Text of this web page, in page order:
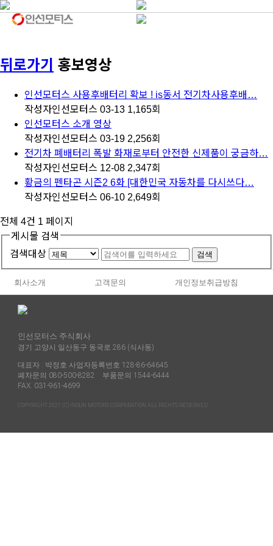
뒤로가기 홍보영상
인선모터스 사용후배터리 확보 ! is동서 전기차사용후배…
작성자인선모터스 03-13 1,165회
인선모터스 소개 영상
작성자인선모터스 03-19 2,256회
전기차 폐배터리 폭발 화재로부터 안전한 신제품이 궁금하…
작성자인선모터스 12-08 2,347회
황금의 펜타곤 시즌2 6화 [대한민국 자동차를 다시쓰다…
작성자인선모터스 06-10 2,649회
전체 4건 1 페이지
게시물 검색
검색대상
검색
회사소개 고객문의 개인정보취급방침
인선모터스 주식회사
경기 고양시 일산동구 동국로 286 (식사동)
대표자 : 박정호 사업자등록번호 128-86-64645
폐차문의 080-500-8282 부품문의 1544-6444
FAX. 031-961-4699
COPYRIGHT 2021 (C) INSUN MOTORS CORPORATION ALL RIGHTS RESERVED.